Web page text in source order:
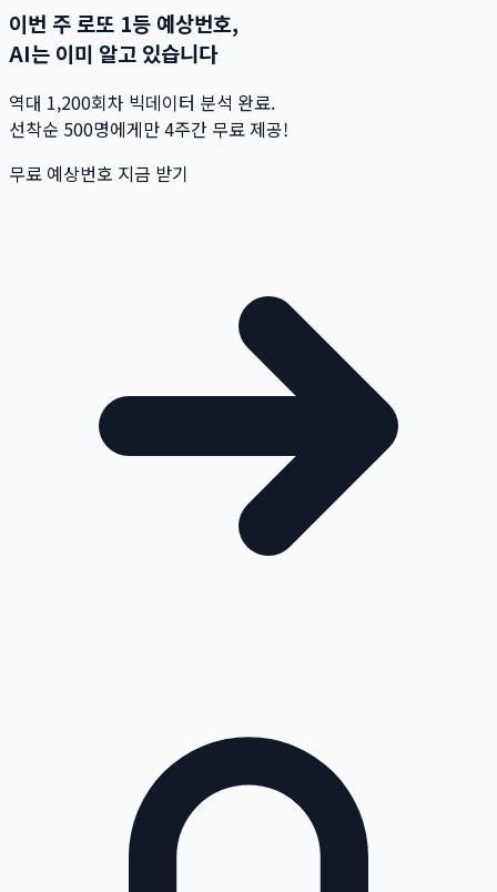
이번 주 로또 1등 예상번호,
AI는 이미 알고 있습니다
역대 1,200회차 빅데이터 분석 완료.
선착순 500명에게만 4주간 무료 제공!
무료 예상번호 지금 받기